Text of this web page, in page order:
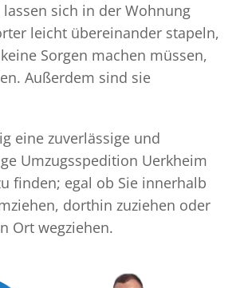
sich in der Wohnung
leicht übereinander stapeln,
Sorgen machen müssen,
Außerdem sind sie
eine zuverlässige und
Umzugsspedition Uerkheim
finden; egal ob Sie innerhalb
dorthin zuziehen oder
Ort wegziehen.